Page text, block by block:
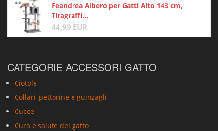
Feandrea Albero per Gatti Alto 143 cm,
Tiragraffi...
44,99 EUR
CATEGORIE ACCESSORI GATTO
Ciotole
Collari, pettorine e guinzagli
Cucce
Cura e salute del gatto